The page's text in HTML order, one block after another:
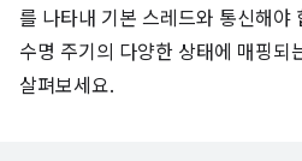
를 나타내 기본 스레드와 통신해야
수명 주기의 다양한 상태에 매핑되
살펴보세요.